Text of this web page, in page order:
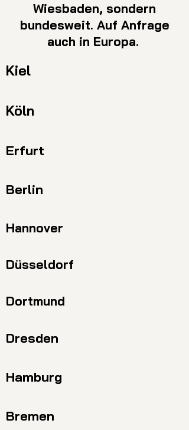
Wiesbaden, sondern
bundesweit. Auf Anfrage
auch in Europa.
Kiel
Köln
Erfurt
Berlin
Hannover
Düsseldorf
Dortmund
Dresden
Hamburg
Bremen